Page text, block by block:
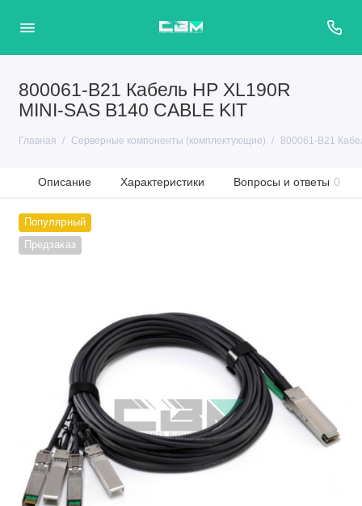
800061-B21 Кабель HP XL190R
MINI-SAS B140 CABLE KIT
Главная Серверные компоненты (комплектующие) 800061-B21
Описание Характеристики Вопросы и ответы 0
Популярный
Предзаказ